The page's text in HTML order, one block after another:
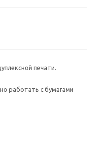
печати.
работать с бумагами